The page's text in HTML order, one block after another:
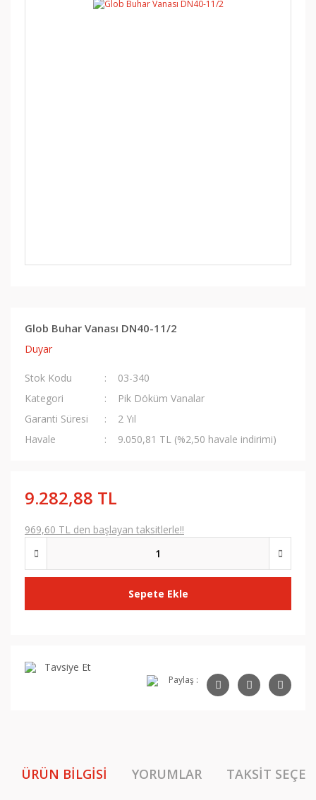
Glob Buhar Vanası DN40-11/2
Duyar
Stok Kodu
03-340
Kategori
Pik Döküm Vanalar
Garanti Süresi
2 Yıl
Havale
9.050,81 TL (%2,50 havale indirimi)
9.282,88 TL
969,60 TL den başlayan taksitlerle!!
Sepete Ekle
Tavsiye Et
Paylaş :
ÜRÜN BILGISI YORUMLAR TAKSIT